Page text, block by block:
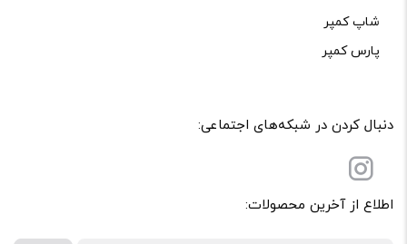
شاپ کمپر
پارس کمپر
دنبال کردن در شبکه‌های اجتماعی:
اطلاع از آخرین محصولات: